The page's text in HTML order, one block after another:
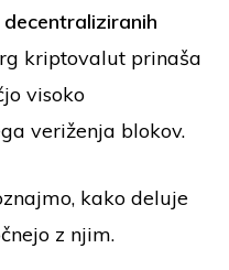
kriptovalut prinaša
visoko
veriženja blokov.
kako deluje
z njim.